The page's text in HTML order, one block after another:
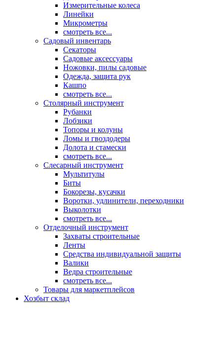
Измерительные колеса
Линейки
Микрометры
смотреть все...
Садовый инвентарь
Секаторы
Садовые аксессуары
Ножовки, пилы садовые
Одежда, защита рук
Кашпо
смотреть все...
Столярный инструмент
Рубанки
Лобзики
Топоры и колуны
Ломы и гвоздодеры
Долота и стамески
смотреть все...
Слесарный инструмент
Мультитулы
Биты
Бокорезы, кусачки
Воротки, удлинители, переходники
Выколотки
смотреть все...
Отделочный инструмент
Захваты строительные
Ленты
Средства индивидуальной защиты
Валики
Ведра строительные
смотреть все...
Товары для маркетплейсов
Хозбыт склад